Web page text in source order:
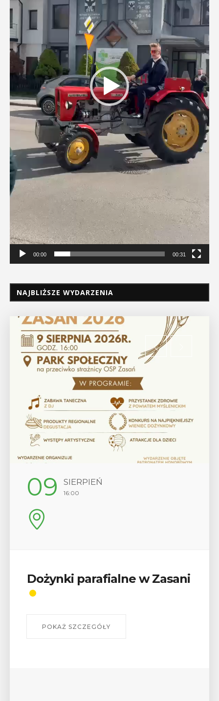
00:00 00:31
NAJBLIŻSZE WYDARZENIA
w Zasani
Wykład „Jak